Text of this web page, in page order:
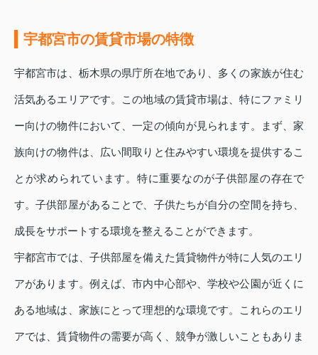
宇都宮市の賃貸市場の特徴
宇都宮市は、栃木県の県庁所在地であり、多くの家族が住む
活気あるエリアです。この地域の賃貸市場は、特にファミリ
ー向けの物件において、一定の傾向が見られます。まず、家
族向けの物件は、広い間取りと住みやすい環境を提供するこ
とが求められています。特に重要なのが子供部屋の存在で
す。子供部屋があることで、子供たちが自分の空間を持ち、
成長をサポートする環境を整えることができます。
宇都宮市では、子供部屋を備えた賃貸物件が特に人気のエリ
アがあります。例えば、市内中心部や、学校や公園が近くに
ある地域は、家族にとって理想的な環境です。これらのエリ
アでは、賃貸物件の需要が高く、競争が激しいこともありま